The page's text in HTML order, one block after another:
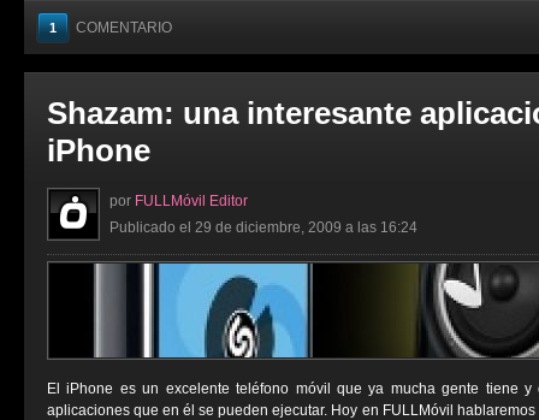
1 COMENTARIO
Shazam: una interesante
iPhone
por FULLMóvil Editor
Publicado el 29 de diciembre, 2009 a las 16:24
El iPhone es un excelente teléfono móvil que ya mucha gente tiene
aplicaciones que en él se pueden ejecutar. Hoy en FULLMóvil